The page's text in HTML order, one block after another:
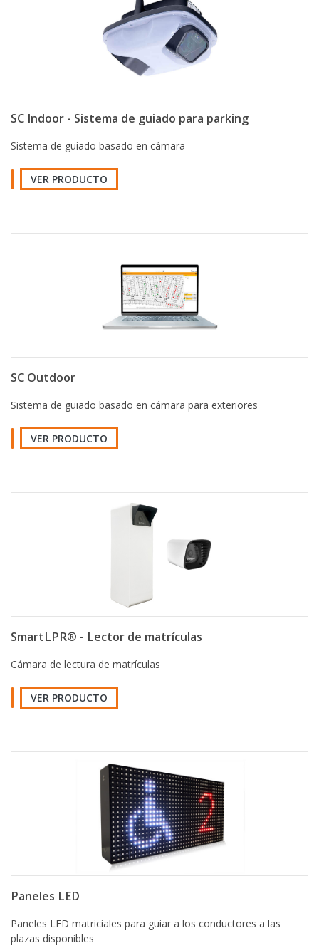
SC Indoor - Sistema de guiado para parking
Sistema de guiado basado en cámara
VER PRODUCTO
SC Outdoor
Sistema de guiado basado en cámara para exteriores
VER PRODUCTO
SmartLPR® - Lector de matrículas
Cámara de lectura de matrículas
VER PRODUCTO
Paneles LED
Paneles LED matriciales para guiar a los conductores a las
plazas disponibles